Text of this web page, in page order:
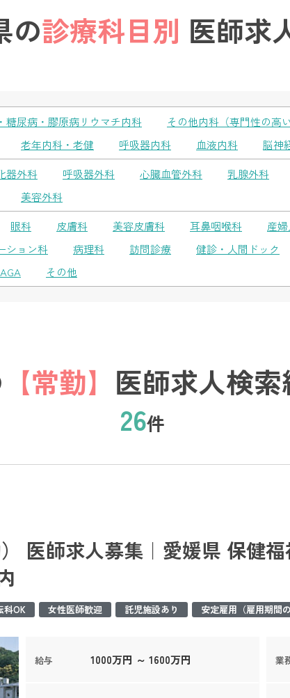
の診療科目別 医師求
糖尿病・膠原病リウマチ内科 その他内科（専門性の高い
老年内科・老健 呼吸器内科 血液内科 脳神
器外科 呼吸器外科 心臓血管外科 乳腺外科
美容外科
眼科 皮膚科 美容皮膚科 耳鼻咽喉科 産
ション科 病理科 訪問診療 健診・人間ドック
AGA その他
【常勤】 医師求人検
26件
医師求人募集｜愛媛県 保健
科OK 女性医師歓迎 託児施設あり 安定雇用（雇用期間
給与 1000万円 ～ 1600万円 業